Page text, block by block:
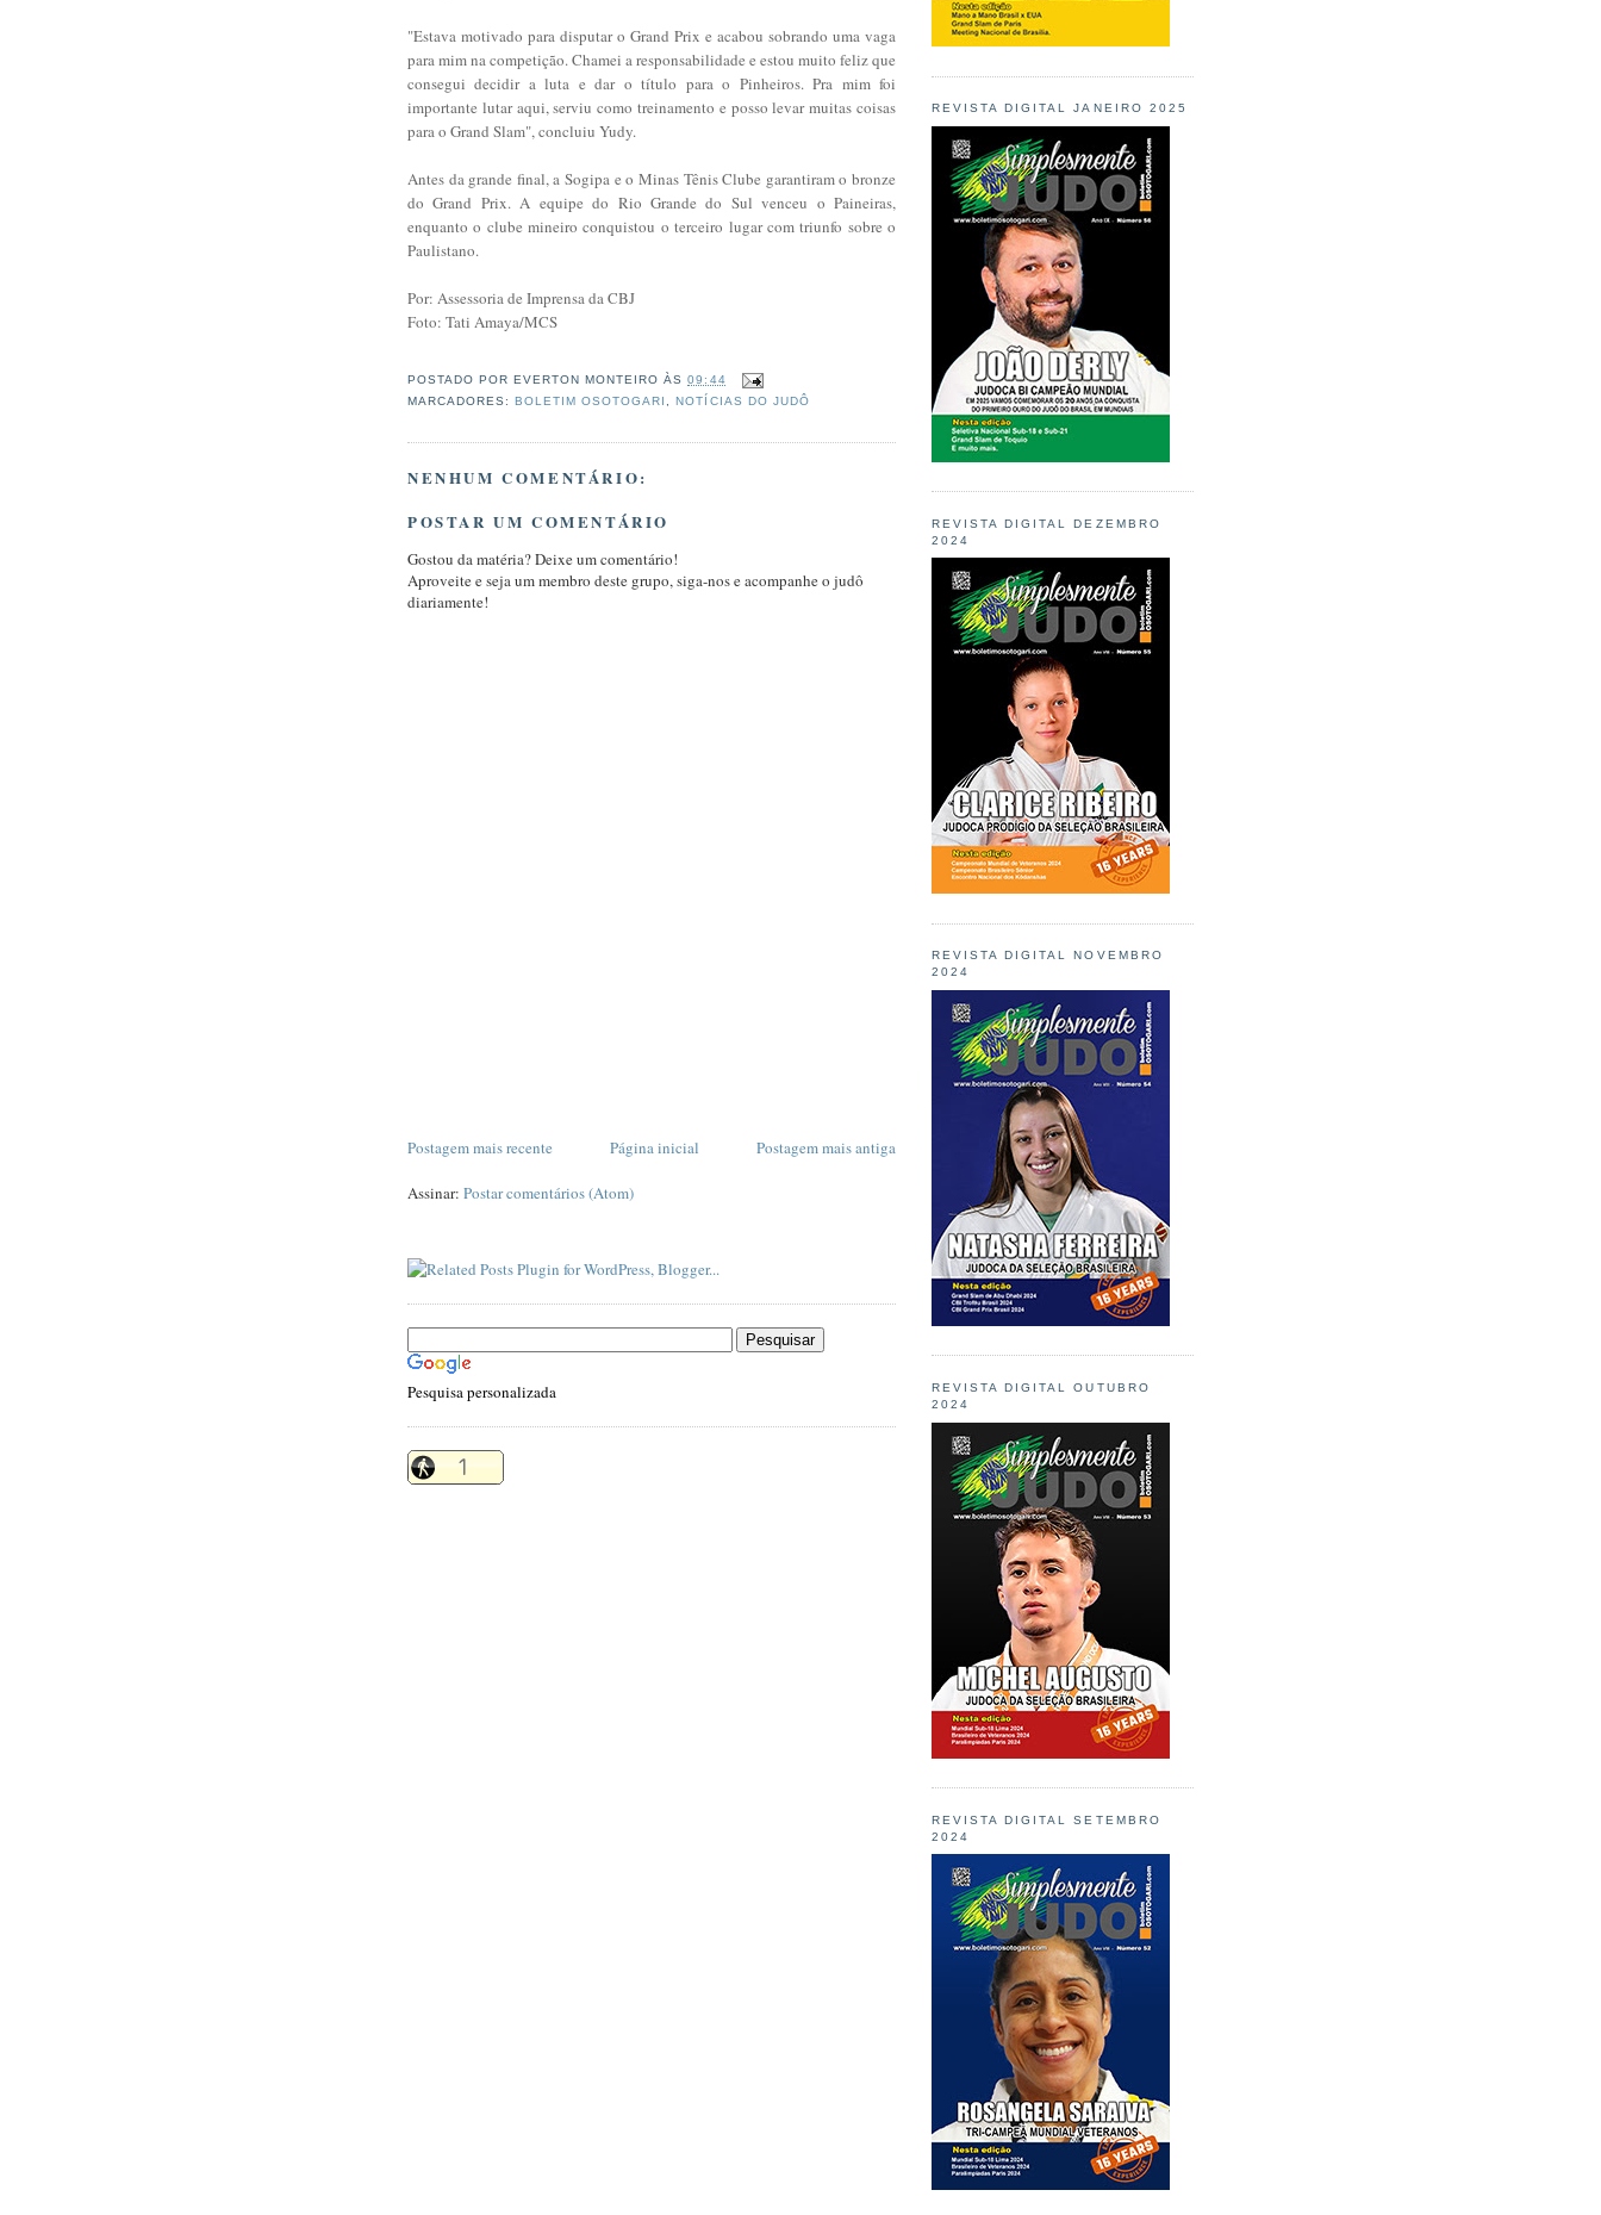
"Estava motivado para disputar o Grand Prix e acabou sobrando uma vaga
para mim na competição. Chamei a responsabilidade e estou muito feliz que
consegui decidir a luta e dar o título para o Pinheiros. Pra mim foi
importante lutar aqui, serviu como treinamento e posso levar muitas coisas
para o Grand Slam", concluiu Yudy.
Antes da grande final, a Sogipa e o Minas Tênis Clube garantiram o bronze
do Grand Prix. A equipe do Rio Grande do Sul venceu o Paineiras,
enquanto o clube mineiro conquistou o terceiro lugar com triunfo sobre o
Paulistano.
Por: Assessoria de Imprensa da CBJ
Foto: Tati Amaya/MCS
POSTADO POR EVERTON MONTEIRO ÀS09:44
MARCADORES:BOLETIM OSOTOGARI ,NOTÍCIAS DO JUDÔ
NENHUM COMENTÁRIO:
POSTAR UM COMENTÁRIO
Gostou da matéria? Deixe um comentário!
Aproveite e seja um membro deste grupo, siga-nos e acompanhe o judô
diariamente!
Postagem mais recente Postagem mais antiga
Página inicial
Assinar: Postar comentários (Atom)
Pesquisa personalizada
REVISTA DIGITAL JANEIRO 2025
REVISTA DIGITAL DEZEMBRO
2024
REVISTA DIGITAL NOVEMBRO
2024
REVISTA DIGITAL OUTUBRO
2024
REVISTA DIGITAL SETEMBRO
2024